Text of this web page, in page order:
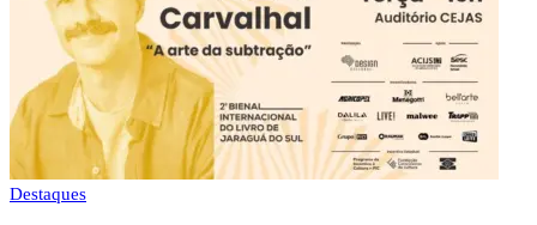
Destaques